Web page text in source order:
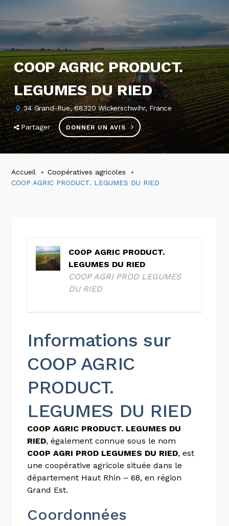
COOP AGRIC PRODUCT.
LEGUMES DU RIED
34 Grand-Rue, 68320 Wickerschwihr, France
Partager DONNER UN AVIS
Accueil
Coopératives agricoles
COOP AGRIC PRODUCT. LEGUMES DU RIED
COOP AGRIC PRODUCT.
LEGUMES DU RIED
COOP AGRI PROD LEGUMES
DU RIED
Informations sur
COOP AGRIC
PRODUCT.
LEGUMES DU RIED
COOP AGRIC PRODUCT. LEGUMES DU
RIED, également connue sous le nom
COOP AGRI PROD LEGUMES DU RIED, est
une coopérative agricole située dans le
département Haut Rhin – 68, en région
Grand Est.
Coordonnées